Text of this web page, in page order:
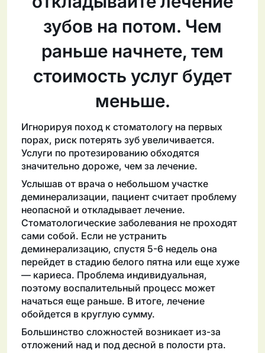
зубов на потом. Чем
раньше начнете, тем
стоимость услуг будет
меньше.
Игнорируя поход к стоматологу на первых
порах, риск потерять зуб увеличивается.
Услуги по протезированию обходятся
значительно дороже, чем за лечение.
Услышав от врача о небольшом участке
деминерализации, пациент считает проблему
неопасной и откладывает лечение.
Стоматологические заболевания не проходят
сами собой. Если не устранить
деминерализацию, спустя 5-6 недель она
перейдет в стадию белого пятна или еще хуже
— кариеса. Проблема индивидуальная,
поэтому воспалительный процесс может
начаться еще раньше. В итоге, лечение
обойдется в круглую сумму.
Большинство сложностей возникает из-за
отложений над и под десной в полости рта.